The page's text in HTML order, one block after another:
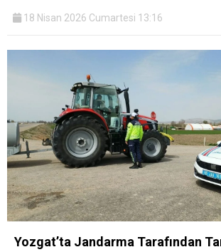
18 Nisan 2026 Cumartesi 13:16
Yozgat’ta Jandarma Tarafından